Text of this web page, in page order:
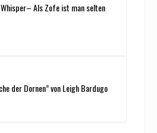
Als Zofe ist man selten
der Dornen” von Leigh Bardugo